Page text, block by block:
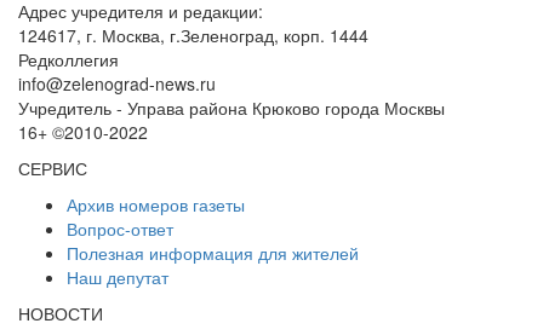
Адрес учредителя и редакции:
124617, г. Москва, г.Зеленоград, корп. 1444
Редколлегия
info@zelenograd-news.ru
Учредитель - Управа района Крюково города Москвы
16+ ©2010-2022
СЕРВИС
Архив номеров газеты
Вопрос-ответ
Полезная информация для жителей
Наш депутат
НОВОСТИ